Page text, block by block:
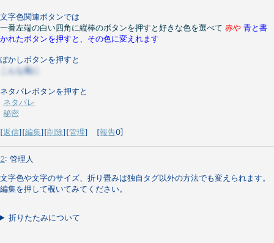
文字色関連ボタンでは
一番左端の白い四角に縦棒のボタンを押すと好きな色を選べて 赤や 青と書
かれたボタンを押すと、その色に変えれます
ぼかしボタンを押すと
こんな風に
ネタバレボタンを押すと
ネタバレ
秘密
[返信][編集][削除][管理] [報告0]
2: 管理人
文字色や文字のサイズ、折り畳みは独自タグ以外の方法でも変えられます。
編集を押して覗いてみてください。
折りたたみについて